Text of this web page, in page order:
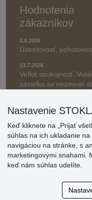
Hodnotenia
zákazníkov
2.8.2026
Ústretovosť,
13.7.2026
Veľká spokojnosť.
zásielka sa nezmestí
» Aktuálne 6948
Nastavenie
Keď kliknete na „Prijať
súhlas na ich ukladanie
navigáciou na stránke, s
marketingovými snahami.
keď nám súhlas udelíte.